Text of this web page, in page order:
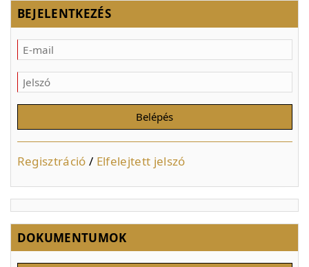
BEJELENTKEZÉS
Regisztráció / Elfelejtett jelszó
DOKUMENTUMOK